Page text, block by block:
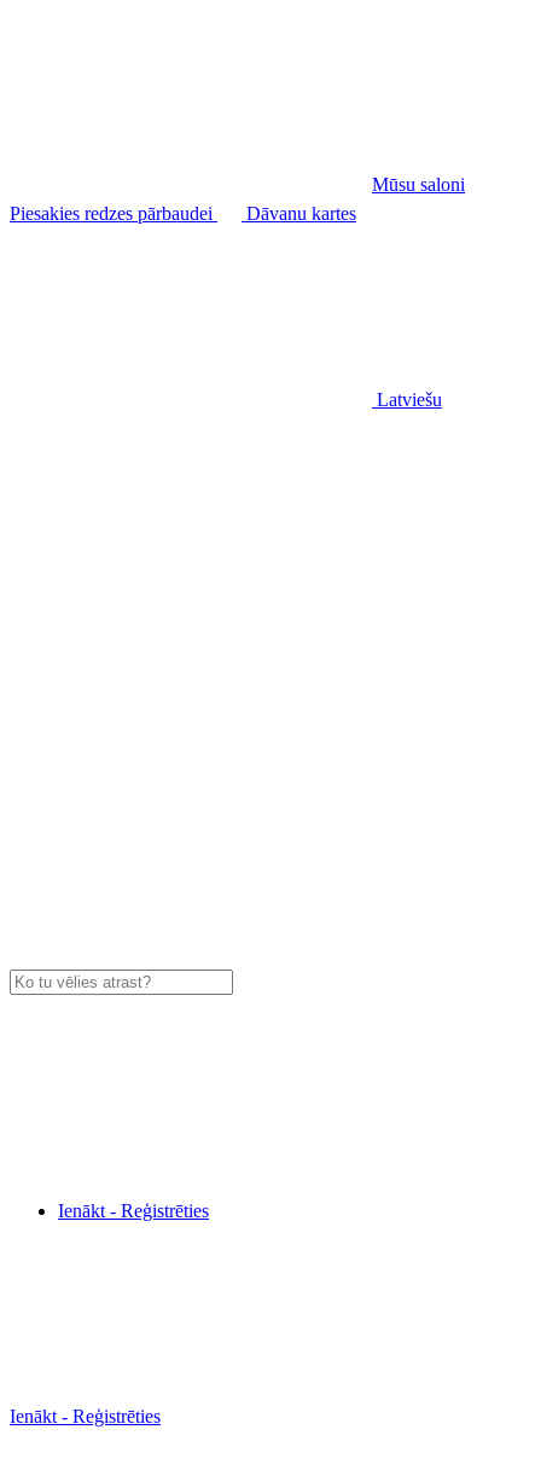
Mūsu saloni
Piesakies redzes pārbaudei
Dāvanu kartes
Latviešu
Ienākt - Reģistrēties
Ienākt - Reģistrēties